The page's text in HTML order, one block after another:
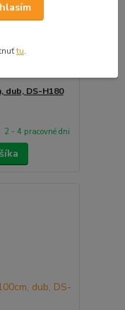
dub, DS-H180
2 - 4 pracovné dni
tu.